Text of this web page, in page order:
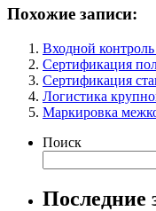
Похожие записи:
Входной
Сертификация
Сертификация
Логистика
Маркировка
Поиск
Последние